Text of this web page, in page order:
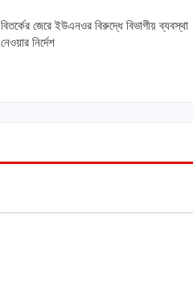
বিতর্কের জেরে ইউএনওর বিরুদ্ধে বিভাগীয় ব্যবস্থা
নেওয়ার নির্দেশ